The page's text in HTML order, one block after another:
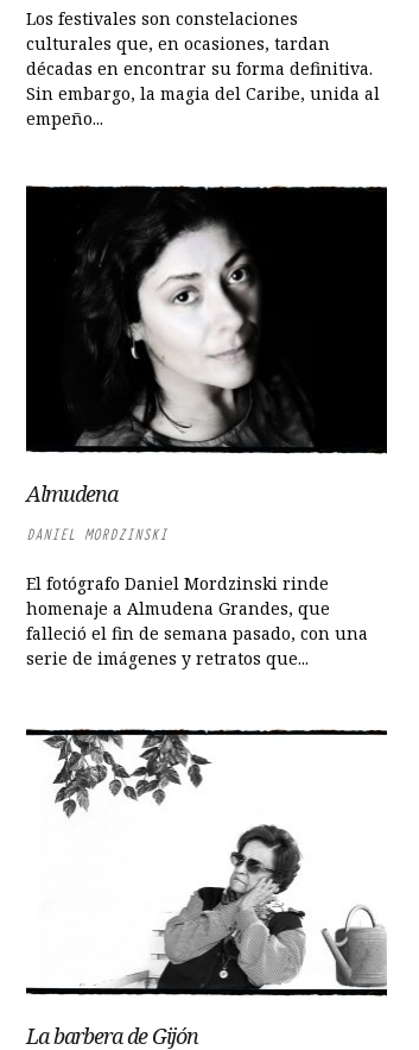
Los festivales son constelaciones
culturales que, en ocasiones, tardan
décadas en encontrar su forma definitiva.
Sin embargo, la magia del Caribe, unida al
empeño...
Almudena
DANIEL MORDZINSKI
El fotógrafo Daniel Mordzinski rinde
homenaje a Almudena Grandes, que
falleció el fin de semana pasado, con una
serie de imágenes y retratos que...
La barbera de Gijón